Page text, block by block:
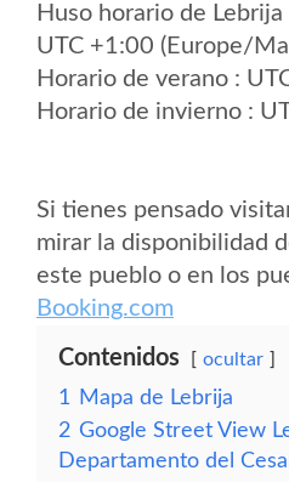
Huso horario de Lebrija
UTC +1:00 (Europe/
Horario de verano :
Horario de invierno :
Si tienes pensado
mirar la disponibilidad
este pueblo o en los
Booking.com
Contenidos ocultar
1
Mapa de Lebrija
2 Google Street View
Departamento del